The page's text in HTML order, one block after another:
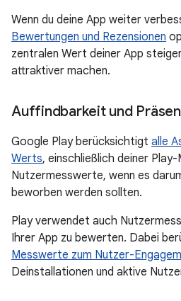
Wenn du deine App weiter
Bewertungen und Rezensionen
zentralen Wert deiner App
attraktiver machen.
Auffindbarkeit und
Google Play berücksichtigt alle
Werts, einschließlich deiner
Nutzermesswerte, wenn es
beworben werden sollten.
Play verwendet auch
Ihrer App zu bewerten. Dabei
Messwerte zum Nutzer-
Deinstallationen und aktive